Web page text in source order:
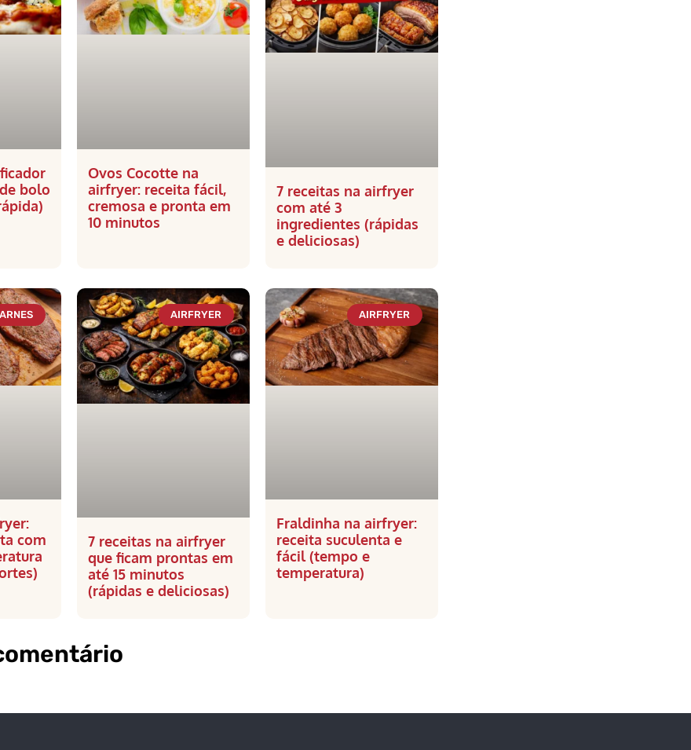
bolo
Ovos Cocotte na
airfryer: receita fácil,
cremosa e pronta em
10 minutos
7 receitas na airfryer
com até 3
ingredientes (rápidas
e deliciosas)
com
AIRFRYER
7 receitas na airfryer
que ficam prontas em
até 15 minutos
(rápidas e deliciosas)
AIRFRYER
Fraldinha na airfryer:
receita suculenta e
fácil (tempo e
temperatura)